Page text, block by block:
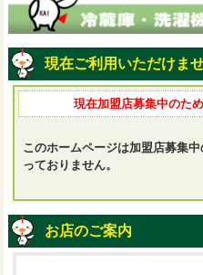
現在ご利用いただけま
現在加盟店募集中のた
このホームページは加盟店募集
っておりません。
お店のご案内